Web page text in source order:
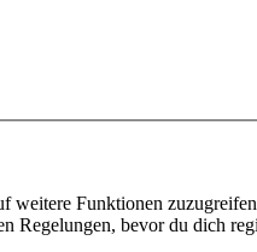
weitere Funktionen
Regelungen, bevor du dich